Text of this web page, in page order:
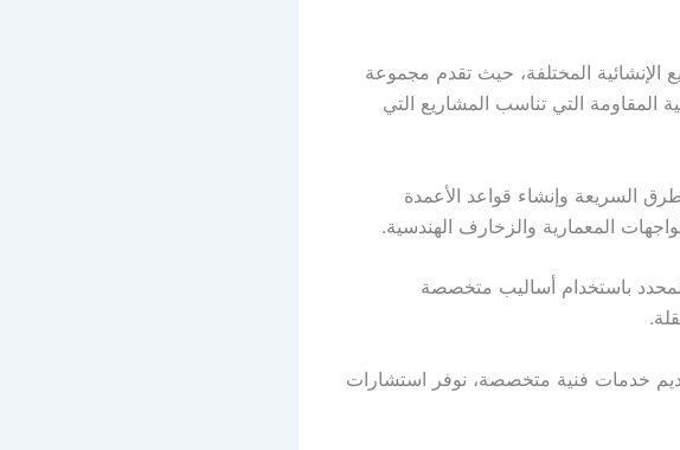
الإنشائية المختلفة، حيث تقدم مجموعة
المقاومة التي تناسب المشاريع التي
السريعة وإنشاء قواعد الأعمدة
المعمارية والزخارف الهندسية.
باستخدام أساليب متخصصة
خدمات فنية متخصصة، نوفر استشارات